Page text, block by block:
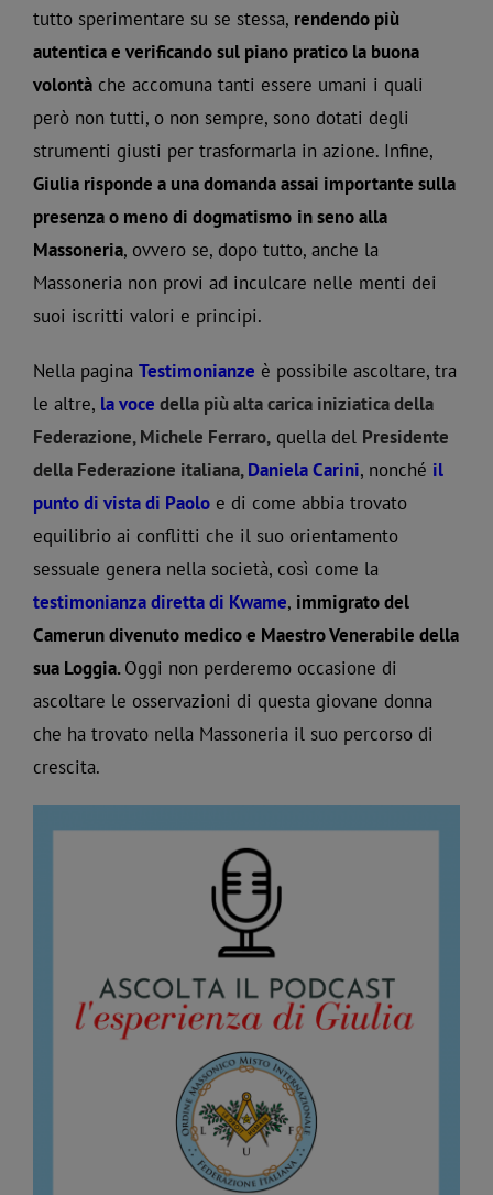
tutto sperimentare su se stessa, rendendo più
autentica e verificando sul piano pratico la buona
volontà che accomuna tanti essere umani i quali
però non tutti, o non sempre, sono dotati degli
strumenti giusti per trasformarla in azione. Infine,
Giulia risponde a una domanda assai importante sulla
presenza o meno di dogmatismo in seno alla
Massoneria, ovvero se, dopo tutto, anche la
Massoneria non provi ad inculcare nelle menti dei
suoi iscritti valori e principi.
Nella pagina Testimonianze è possibile ascoltare, tra
le altre, la voce della più alta carica iniziatica della
Federazione, Michele Ferraro, quella del Presidente
della Federazione italiana,Daniela Carini, nonché il
punto di vista di Paolo e di come abbia trovato
equilibrio ai conflitti che il suo orientamento
sessuale genera nella società, così come la
testimonianza diretta di Kwame, immigrato del
Camerun divenuto medico e Maestro Venerabile della
sua Loggia.Oggi non perderemo occasione di
ascoltare le osservazioni di questa giovane donna
che ha trovato nella Massoneria il suo percorso di
crescita.